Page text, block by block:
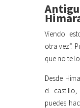
Viendo
otra vez”.
que no te
Desde
el
puedes